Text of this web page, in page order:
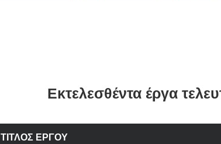
Εκτελεσθέντα έργα
ΤΙΤΛΟΣ ΕΡΓΟΥ